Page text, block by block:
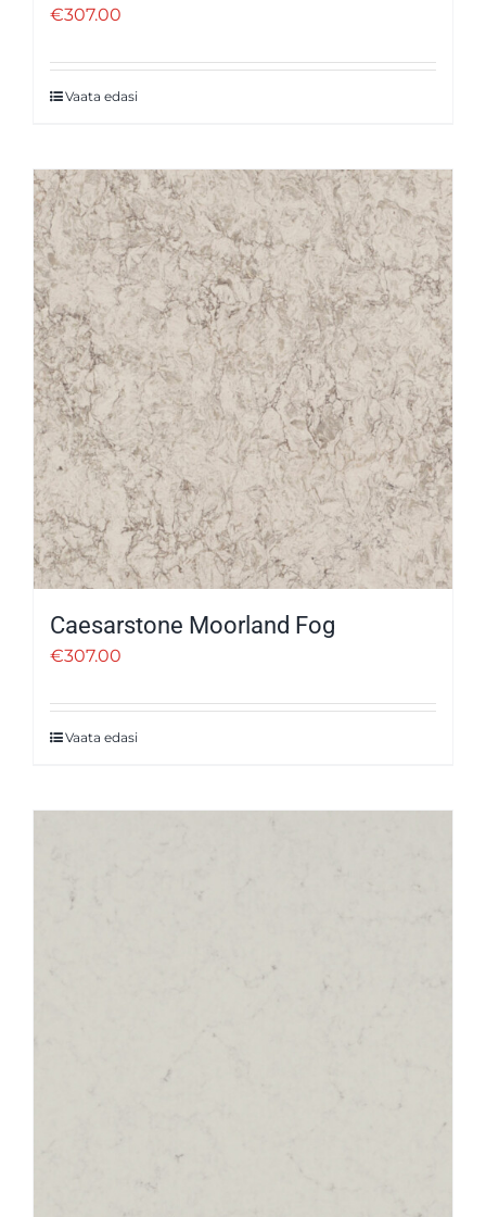
€307.00
Vaata edasi
Caesarstone Moorland Fog
€307.00
Vaata edasi